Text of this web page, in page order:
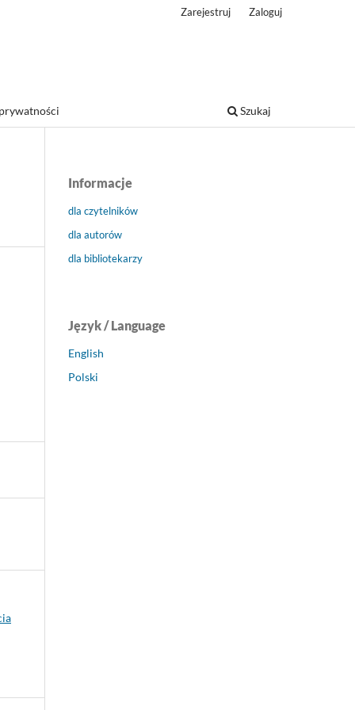
Szukaj
Zarejestruj Zaloguj
Informacje
dla czytelników
dla autorów
dla bibliotekarzy
Język / Language
English
Polski